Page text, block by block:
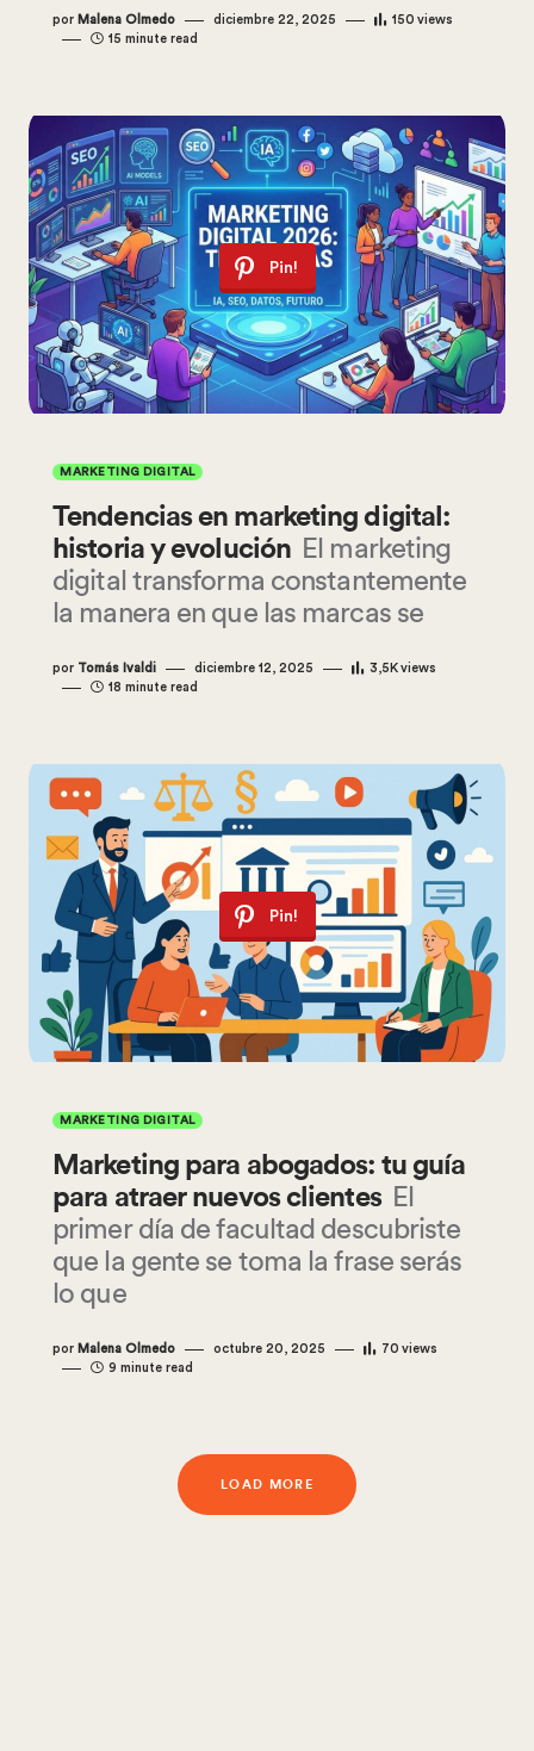
por Malena Olmedo diciembre 22, 2025 150 views
15 minute read
Pin!
MARKETING DIGITAL
Tendencias en marketing digital:
historia y evolución El marketing
digital transforma constantemente
la manera en que las marcas se
por Tomás Ivaldi diciembre 12, 2025 3,5Kviews
18 minute read
Pin!
MARKETING DIGITAL
Marketing para abogados: tu guía
para atraer nuevos clientes El
primer día de facultad descubriste
que la gente se toma la frase serás
lo que
por Malena Olmedo octubre 20, 2025 70 views
9 minute read
LOAD MORE